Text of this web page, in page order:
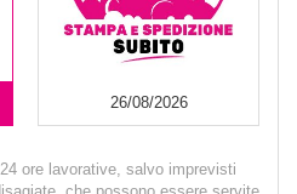
26/08/2026
ore lavorative, salvo imprevisti